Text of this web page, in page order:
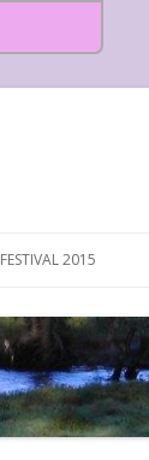
FESTIVAL 2015